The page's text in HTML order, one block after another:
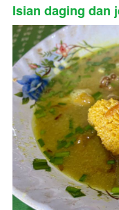
Isian daging dan